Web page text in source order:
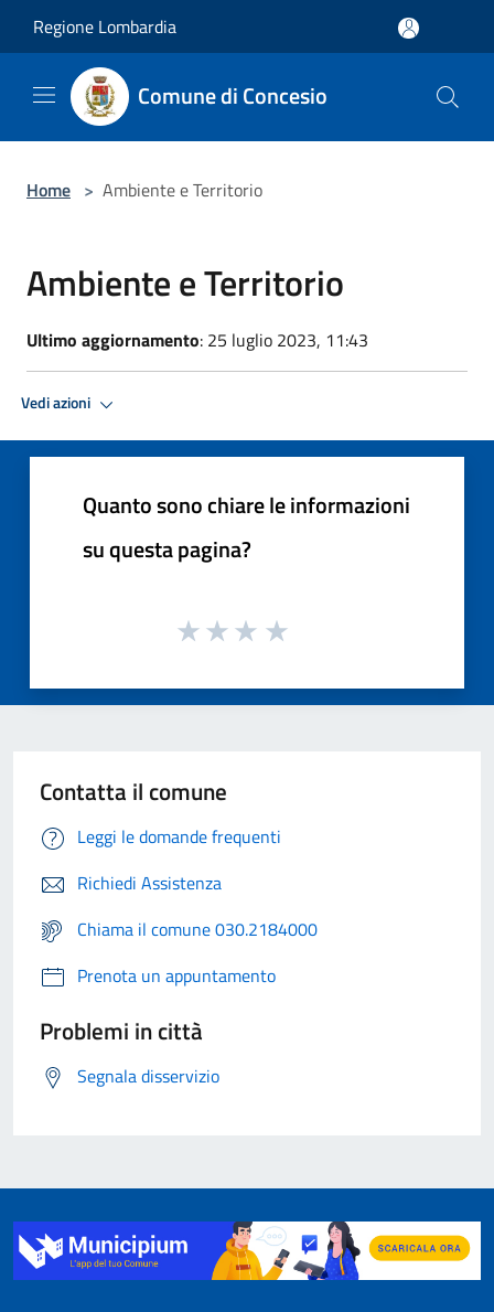
Regione Lombardia
Comune di Concesio
Home > Ambiente e Territorio
Ambiente e Territorio
Ultimo aggiornamento: 25 luglio 2023, 11:43
Vedi azioni
Quanto sono chiare le informazioni
su questa pagina?
Contatta il comune
Leggi le domande frequenti
Richiedi Assistenza
Chiama il comune 030.2184000
Prenota un appuntamento
Problemi in città
Segnala disservizio